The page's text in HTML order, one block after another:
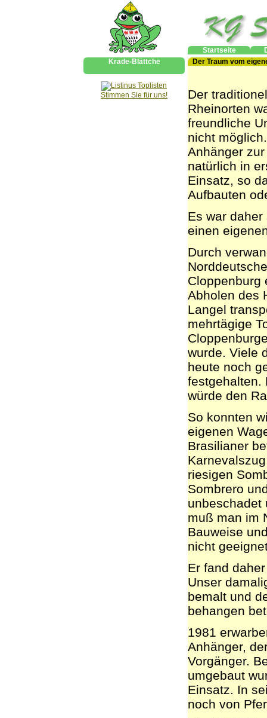
Startseite
Krade-Blättche
Stimmen Sie für uns!
Der Traum vom
Der
Rheinorten
freundliche
nicht
Anhänger
natürlich in
Einsatz, so
Aufbauten
Es war
einen
Durch
Cloppenburg
Abholen des
Langel
mehrtägige
wurde. Viele
heute noch
festgehalten.
würde den
So konnten
eigenen
Brasilianer
riesigen
Sombrero
unbeschadet
muß man im
Bauweise
nicht
Er fand
Unser
bemalt und
behangen
1981
Anhänger,
Vorgänger.
umgebaut
Einsatz. In
noch von